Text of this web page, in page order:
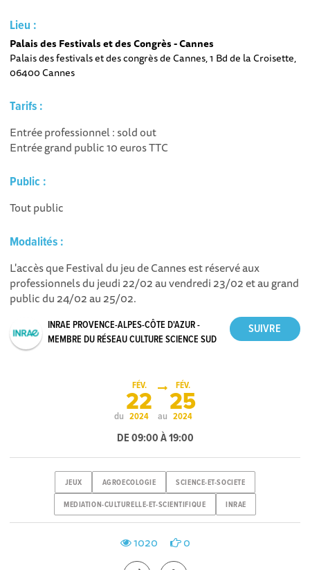
Lieu :
Palais des Festivals et des Congrès - Cannes
Palais des festivals et des congrès de Cannes, 1 Bd de la Croisette,
06400 Cannes
Tarifs :
Entrée professionnel : sold out
Entrée grand public 10 euros TTC
Public :
Tout public
Modalités :
L'accès que Festival du jeu de Cannes est réservé aux
professionnels du jeudi 22/02 au vendredi 23/02 et au grand
public du 24/02 au 25/02.
INRAE PROVENCE-ALPES-CÔTE D'AZUR -
MEMBRE DU RÉSEAU CULTURE SCIENCE SUD
du
FÉV.
22
2024 au
FÉV.
25
2024
DE 09:00 À 19:00
JEUX AGROECOLOGIE SCIENCE-ET-SOCIETE
MEDIATION-CULTURELLE-ET-SCIENTIFIQUE INRAE
1020 0